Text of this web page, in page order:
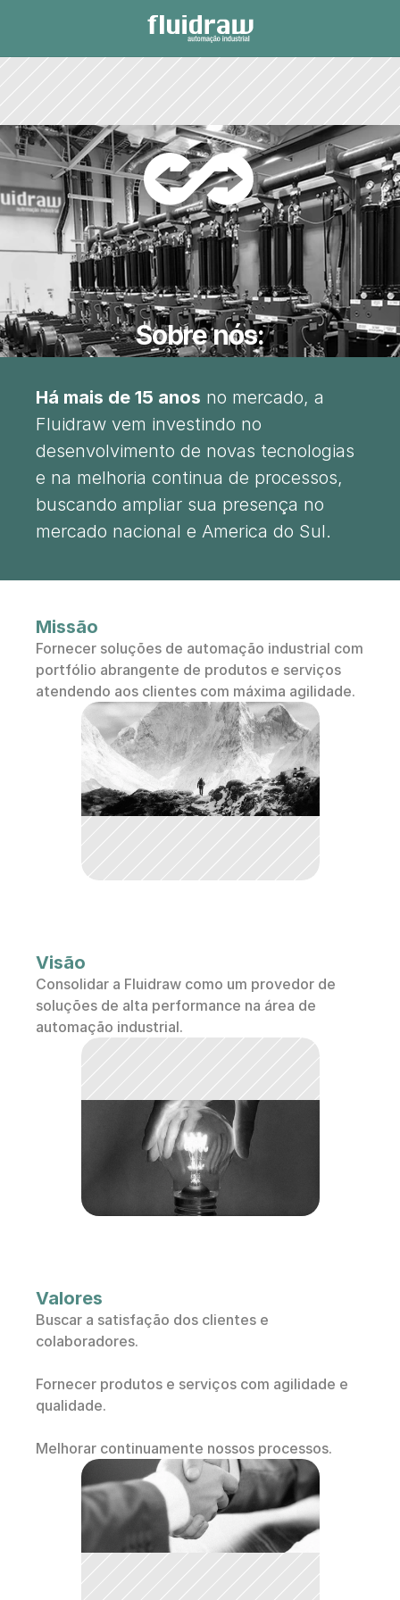
Contato
Assistência técnica
Reforma
Projetos
Peças
Catálogos
RESOURCES
Blog
Careers
About
Sobre nós
Sobre nós:
Há mais de 15 anos no mercado, a
Fluidraw vem investindo no
desenvolvimento de novas tecnologias
e na melhoria continua de processos,
buscando ampliar sua presença no
mercado nacional e America do Sul.
Missão
Fornecer soluções de automação industrial com
portfólio abrangente de produtos e serviços
atendendo aos clientes com máxima agilidade.
Visão
Consolidar a Fluidraw como um provedor de
soluções de alta performance na área de
automação industrial.
Valores
Buscar a satisfação dos clientes e
colaboradores.
Fornecer produtos e serviços com agilidade e
qualidade.
Melhorar continuamente nossos processos.